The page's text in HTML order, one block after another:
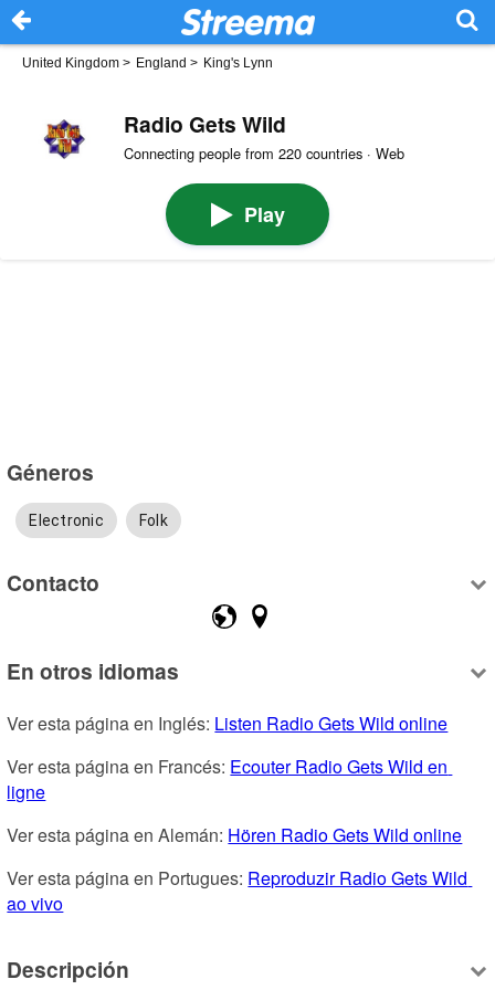
United Kingdom > England > King's Lynn
Radio Gets Wild
Connecting people from 220 countries · Web
Play
Géneros
Electronic Folk
Contacto
En otros idiomas
Ver esta página en Inglés: Listen Radio Gets Wild online
Ver esta página en Francés: Ecouter Radio Gets Wild en
ligne
Ver esta página en Alemán: Hören Radio Gets Wild online
Ver esta página en Portugues: Reproduzir Radio Gets Wild
ao vivo
Descripción